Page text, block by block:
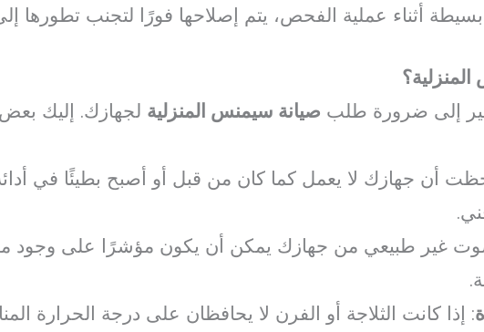
أثناء عملية الفحص، يتم إصلاحها فورًا لتجنب تطورها
إلى ضرورة طلب صيانة سيمنس المنزلية لجهازك. إليك
أن جهازك لا يعمل كما كان من قبل أو أصبح بطيئًا في
غير طبيعي من جهازك يمكن أن يكون مؤشرًا على وجود
: إذا كانت الثلاجة أو الفرن لا يحافظان على درجة الحرارة